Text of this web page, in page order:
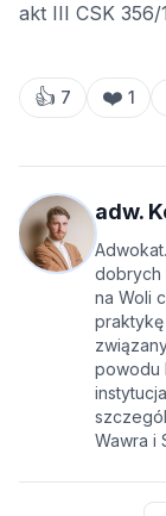
akt III CSK 356/
👍 7 ❤️ 1
adw.
dobrych
na Woli
powodu
Wawra i